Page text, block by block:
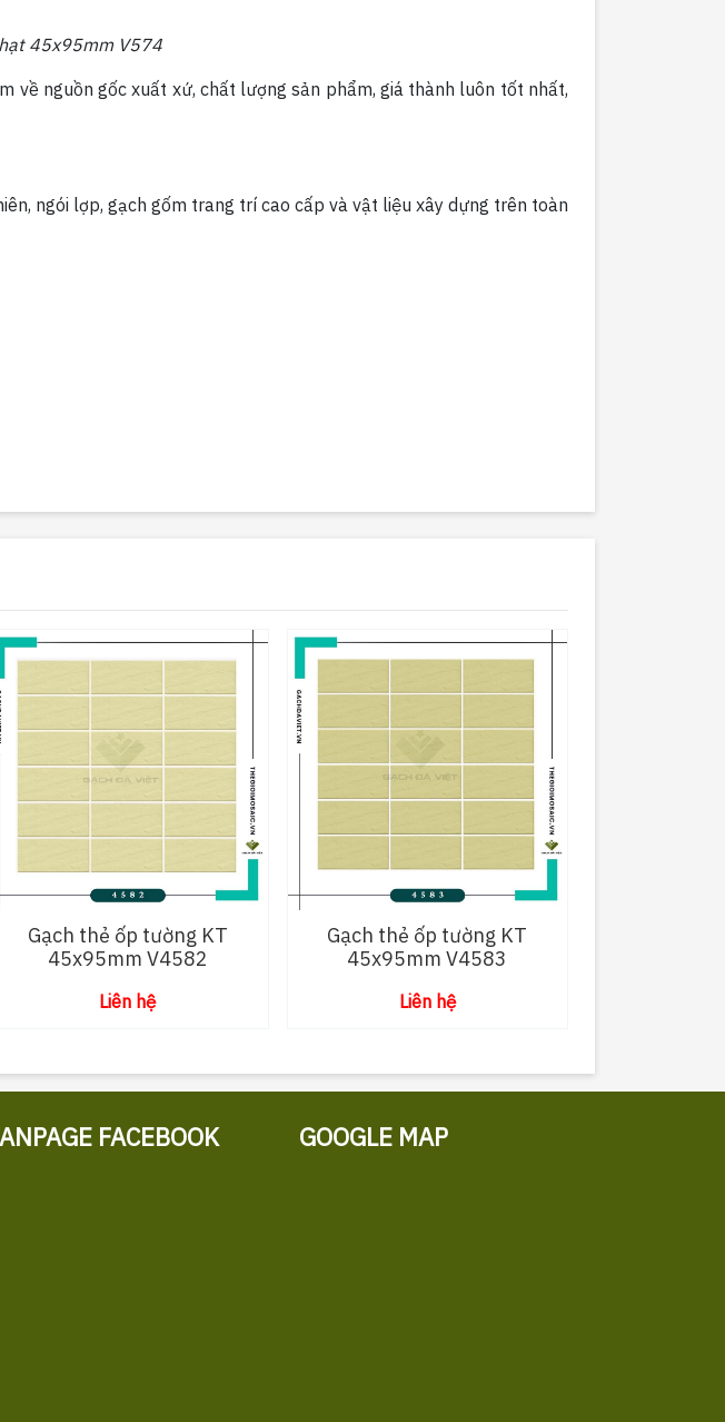
45x95mm V574
về nguồn gốc xuất xứ, chất lượng sản phẩm, giá thành luôn tốt nhất,
ngói lợp, gạch gốm trang trí cao cấp và vật liệu xây dựng trên toàn
Gạch thẻ ốp tường KT
45x95mm V4582
Liên hệ
Gạch thẻ ốp tường KT
45x95mm V4583
Liên hệ
FACEBOOK GOOGLE MAP